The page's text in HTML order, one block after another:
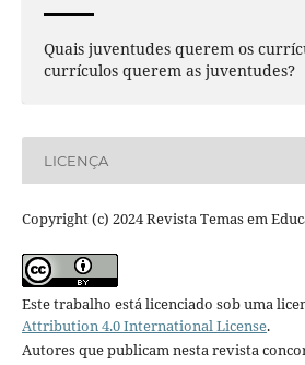
Quais juventudes querem os
currículos querem as juventudes?
LICENÇA
Copyright (c) 2024 Revista Temas em
Este trabalho está licenciado sob uma
Attribution 4.0 International License.
Autores que publicam nesta revista